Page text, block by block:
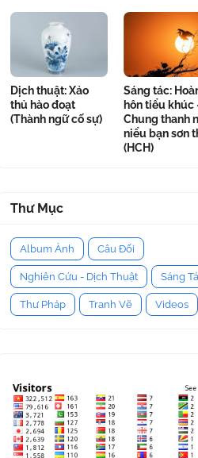
Dịch thuật: Xảo
thủ hào đoạt
(Thành ngữ cố sự)
Sáng tác:
hôn tiểu khúc
Chung thanh
niểu bạn sơn
(HCH)
Thư Mục
Album Ảnh Câu Đối
Nghiên Cứu - Dịch Thuật Sáng
Thư Pháp Tranh Vẽ Videos